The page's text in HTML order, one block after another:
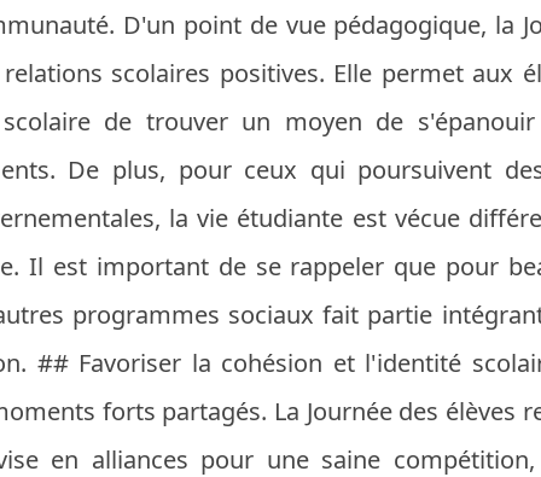
D'un point de vue pédagogique, la
scolaires positives. Elle permet aux
de trouver un moyen de
De plus, pour ceux qui poursuivent
la vie étudiante est vécue
Il est important de se rappeler que pour
programmes sociaux fait partie
## Favoriser la cohésion et l'identité
forts partagés. La Journée des élèves
en alliances pour une saine